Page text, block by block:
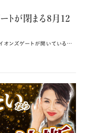
ートが閉まる8月12
現在、宇宙とつながるエネルギーポータル・ライオンズゲートが開いている真最中です。 毎年7月26日頃に始まり8月12日頃まで続くこの期間中、 宇宙から地球に高次元のエネルギーが降り注ぎます🌟 このエネルギーは人間の魂の覚醒を加速させる力を持ち、 8月8日にピークを迎えました。 特別に大きな宇宙応援が入るこの期間中、 ゲートが閉まる前にぜひやっていただきたいこと、 知っておいていただきたいことを今回は緊急メッセージとしてお伝えします💐 その方法はコレ！！ 過去・現在・未来が全部同時に「今」に存在しているという考え方に切り替えてください。 未来瞑想を通して叶えたい願望を宇宙に発注しましょう。 すでに豊かに満たされている自分を先取りして感じることで、「今、満たされている自分」を宇宙に向けて発注するのです。 元動画（YouTube）：『【緊急メッセージ】あと12日でライオンズゲートが閉まる前にやるべきことをお伝えします。（第1931回）』 古い時代の現実創造を手放す ライオンズゲートが開門し宇宙から高次元のエネルギーが降り注ぎ続けている今、 多くの方がいろいろな気づきを受け取っていることと思います。 8月12日にライオンズゲートが閉じるまでにやっておいていただきたいのは、 一言で言えば、これまでの3次元的な現実創造の方法を手放し、 12次元での現実創造の方法を身につけることです💞 3次元的な現実創造とは、 自力で努力し掴みに行く・無理やり動かす・奪う・競争する・頑張り続ける といったエネルギーの使い方で結果を出そうとする従来のやり方です。 ここから抜け出すには、まず時間の捉え方を変える必要があります。 時間とは「過去−現在−未来」といった直線的なものではなく、 過去・現在・未来が全部同時に 「今」に存在しているという考え方に切り替えてほしいのです🌿 全ての時間がこの瞬間に共存していると捉えると、AをすればBが起きるという原因と 結果の関係が必要なくなり、AがなくてもBが起きる世界へと切り替わっていきます。 ライオンズゲートが開き宇宙応援が無限に地球に降り注いでいる今、 これまで私たちを縛りつけてきた努力×労力＝成功という3次元の古い時代の方程式を手放し、 「気がついたらお金が生み出されていた」「気がついたら受け取れていた」新しい現実創造の 方法にシフトしていきましょう。 この変化こそが、あなたの人生における大きな転機となるのです。 12次元で創造して3次元で受け取る 続いて新しい現実創造の方法をお伝えします。 今この瞬間に過去も未来も同時にあることに意識を向けられるようになると、 12次元の量子力学的なエネルギーの場で創造されたものを 3次元で受け取れる理由が分かってくると思います💫 未来瞑想を通して叶えたい願望を宇宙に発注して先に12次元で創造すると、 自力で何とかしようとしなくても、宇宙の采配によって最善のタイミングと 最適な形で3次元においてことが進むようになります🌠 これが新しい現実創造の方法であり、安全に、カルマフリーに、 お金・仕事・人間関係・恋愛とどんな領域であっても 一番良いご縁がつながり続けます。 ライオンズゲートが開いている間にこの方法をマスターしていただくために、 もう少し具体的に説明しますね。 例えばお金が欲しいのであれば、豊かで満たされている自分を「今」感じてください🪽 すでに豊かに満たされている自分を先取りして感じることで、 「今、満たされている自分」を宇宙に向けて発注するのです。 「目標を達成するまで喜んではいけない」「実現していないのだから祝ってはいけない」 「実際満たされていないのだから満たされていると思ってはいけない」--- このような3次元的な考え方はもう終わりにしましょう。 理想を生きる自分を演じ切る"女優"になる もっと言えば、理想の状態を生きている自分・全てがうまくいっている自分を、 アカデミー主演女優賞を狙えるほど想像し、ひたすら演じ切ることに集中してください💋 病気になった時には、病気や痛みにフォーカスし「病気で辛い」ことを人に話すのではなく、 健康で元気に笑っている自分を先に感じ、その自分になりきってください。 理想のパートナーから愛されたいのであれば、「いいなあ、私も誰かに愛されたい」と思うのではなく、 今この場で自分がすでに愛そのものであることを感じてください。 するとその状態が12次元に打ち上げられて先に作られ、3次元で現実として受け取ることができます💗 自分を"良いこと集め磁石"にしよう ライオンズゲートが開いている今、宇宙はすごい勢いで私たちの体と過去を癒してくれており、 全ての人の心と体に良い変化が起きています。 朝ライブでお聞きしたところ、「肌が綺麗になった」「髪に艶が出た」「旦那さんが優しくしてくれた」など、 たくさんの方からライオンズゲート開門後の変化をご報告いただきました。 だからあなたも必ず変わっています。 自分の小さな良い変化にどうぞ目を向けてください👀 そうすると、脳の証拠集め機能RAS（ラス）がどんどん良い変化を探し出そうと働き始め、 良き変化が起き続ける循環が生まれます。逆に好ましくないことに意識を向けてしまうと RASはその証拠を集め始めます。 それを避けるためにも、良いところだけに意識をフォーカスするのです🌈 地球の美しさ、あなたが今生きている奇跡、自分の運の良さ、1mmの良き変化…これらを どんどんRASに伝え、ライオンズゲートが閉じるまでの残り期間、自分を"良いこと集め磁石"にし、 宇宙の大きな好転の波をしっかりと受け取り続けてください。 宇宙応援の受け取り力をアップ 宇宙とご先祖様はあなたの人生を良くするため一生懸命動いてくれています。 あなたは常に守られ、愛され、応援されているのです。 宇宙応援をさらに受け取るための秘訣は、自分が応援され、守られ、 愛されているという事実を本気で受け取ることです🌌 自分が宇宙の立場だったら、「全然応援してくれない」 「あの人はあんなに成功しているのに私は…」などと言われたら、 応援したい気持ちが薄れてきてしまいませんか？ だからこそ、どんな小さな変化・成長でも喜びを持って受け取り、感謝を積み重ねていってください。 信号が青だったことも、0.001mmの良き変化も、朝ライブにご縁してくださったことも、 全てが宇宙からの応援なのです。 この状態で理想の自分を未来瞑想して12次元に発注したら、後は宇宙に委ねるだけです🪐 宇宙采配によって最善のタイミングで実現しますので感謝して受け取りましょう。 これが新しい時代の現実創造です。 Amazonなどのウェブサービスでも、欲しいものを発注したら後は 家で待っていれば届きますよね。 欲しいものが向こうから来てくれたら、時間もエネルギーも努力も節約できます🎁 大切なのは、発注書を正しく書くことだけ。 8月12日に2025年のライオンズゲートが閉まるまでに、 ぜひこの新しい現実創造の実践に取り組んでみてくださいね。 ライオンズゲートについてもっと掘り下げて学びたい方は こちらを合わせてご覧ください⬇️ https://ogumayayoi.com/article/money/p17518/ まとめ 理想の状態を生きている自分・全てがうまくいっている自分を想像し、ひたすら演じ切ることに集中してください。 自分の小さな良い変化に目を向けましょう。 自分が応援され、守られ、愛されているという事実を本気で受け取りましょう。